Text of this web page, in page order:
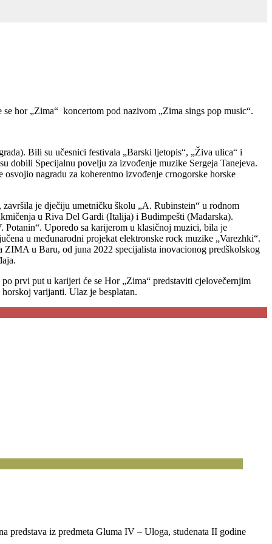
hor „Zima“ koncertom pod nazivom „Zima sings pop music“.
Bili su učesnici festivala „Barski ljetopis“, „Živa ulica“ i
dobili Specijalnu povelju za izvođenje muzike Sergeja Tanejeva.
nagradu za koherentno izvođenje crnogorske horske
je dječiju umetničku školu „A. Rubinstein“ u rodnom
u Riva Del Gardi (Italija) i Budimpešti (Mađarska).
Uporedo sa karijerom u klasičnoj muzici, bila je
u međunarodni projekat elektronske rock muzike „Varezhki“.
u Baru, od juna 2022 specijalista inovacionog predškolskog
prvi put u karijeri će se Hor „Zima“ predstaviti cjelovečernjim
varijanti. Ulaz je besplatan.
predstava iz predmeta Gluma IV – Uloga, studenata II godine